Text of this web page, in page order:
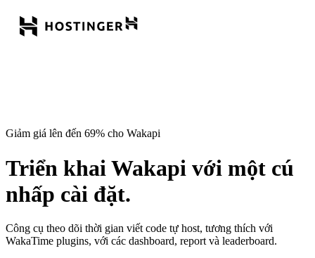
Giảm giá lên đến 69% cho Wakapi
Triển khai Wakapi với một cú
nhấp cài đặt.
Công cụ theo dõi thời gian viết code tự host, tương thích với
WakaTime plugins, với các dashboard, report và leaderboard.